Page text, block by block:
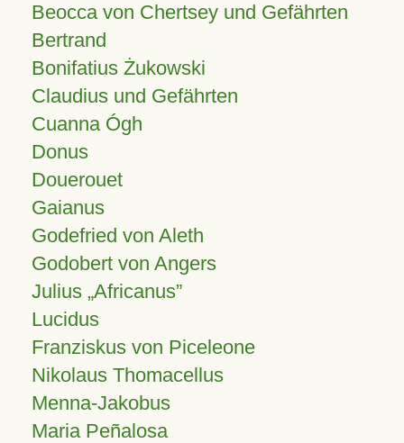
Beocca von Chertsey und Gefährten
Bertrand
Bonifatius Żukowski
Claudius und Gefährten
Cuanna Ógh
Donus
Douerouet
Gaianus
Godefried von Aleth
Godobert von Angers
Julius Africanus
Lucidus
Franziskus von Piceleone
Nikolaus Thomacellus
Menna-Jakobus
Maria Peñalosa